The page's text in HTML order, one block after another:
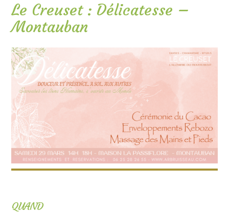
Le Creuset : Délicatesse –
Montauban
QUAND